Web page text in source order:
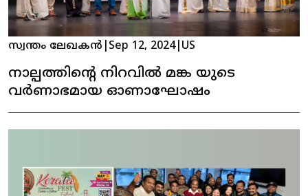
സ്വന്തം ലേഖകൻ Sep 12, 2024| US
നാല്പത്തിൻ്റെ നിറവിൽ മങ്ക യുടെ
വർണാഭമായ ഓണാഘോഷം